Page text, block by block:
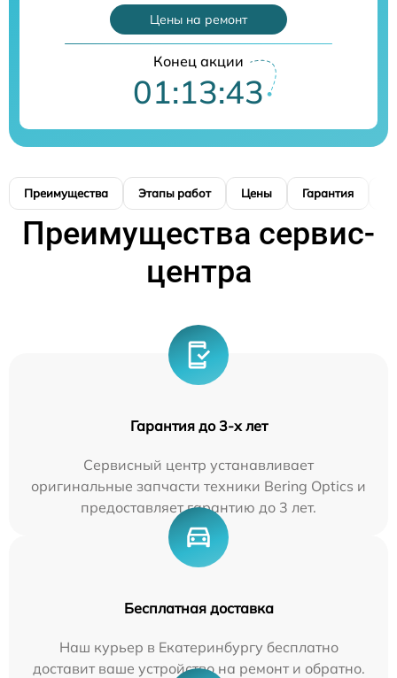
Цены на ремонт
Конец акции
01:13:42
Преимущества Этапы работ Цены Гарантия
Преимущества сервис-
центра
Гарантия до 3-х лет
Сервисный центр устанавливает
оригинальные запчасти техники Bering Optics и
предоставляет гарантию до 3 лет.
Бесплатная доставка
Наш курьер в Екатеринбургу бесплатно
доставит ваше устройство на ремонт и обратно.